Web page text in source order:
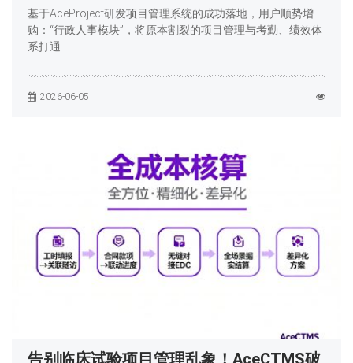
基于AceProject研发项目管理系统的成功落地，用户顺势增
购：“行政人事模块”，将原本割裂的项目管理与考勤、绩效体
系打通……
2026-06-05